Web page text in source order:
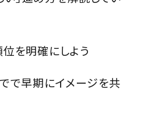
を明確にしよう
で早期にイメージを共